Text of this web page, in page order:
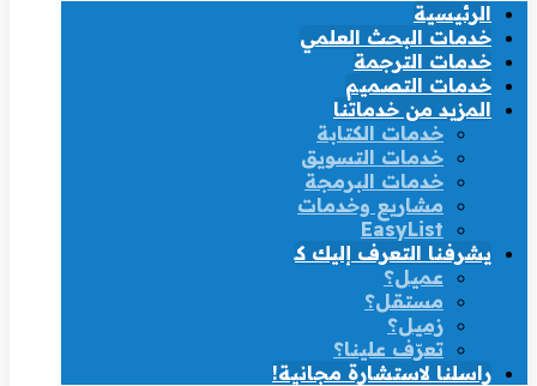
الرئيسية
خدمات البحث العلمي
خدمات الترجمة
خدمات التصميم
المزيد من خدماتنا
خدمات الكتابة
خدمات التسويق
خدمات البرمجة
مشاريع وخدمات
EasyList
يشرفنا التعرف إليك كـ
عميل؟
مستقل؟
زميل؟
تعرّف علينا؟
راسلنا لاستشارة مجانية!